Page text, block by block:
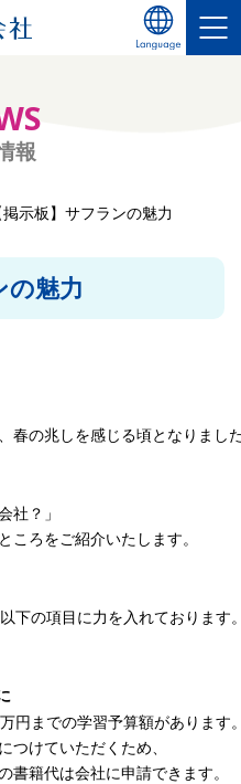
報
掲示板】サフランの魅力
の魅力
春の兆しを感じる頃となりまし
社？」
ろをご紹介いたします。
下の項目に力を入れております
円までの学習予算額があります
けていただくため、
籍代は会社に申請できます。